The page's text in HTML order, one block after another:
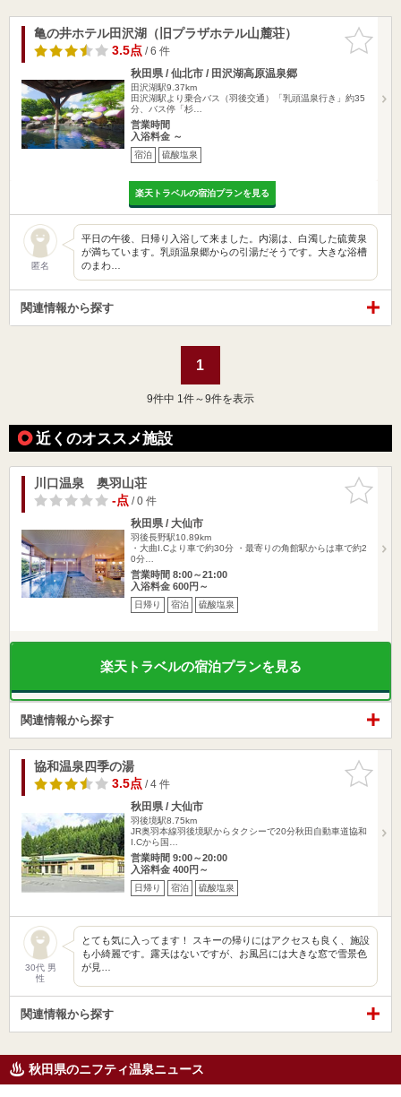
お気に入
りに追加
亀の井ホテル田沢湖（旧プラザホテル山麓荘）
3.5点/ 6 件
秋田県 / 仙北市 / 田沢湖高原温泉郷
田沢湖駅9.37km
田沢湖駅より乗合バス（羽後交通）「乳頭温泉行き」約35
分、バス停「杉…
営業時間
入浴料金 ～
宿泊 硫酸塩泉
楽天トラベルの宿泊プランを見る
匿名
平日の午後、日帰り入浴して来ました。内湯は、白濁した硫黄泉
が満ちています。乳頭温泉郷からの引湯だそうです。大きな浴槽
のまわ…
関連情報から探す
1
9件中 1件～9件を表示
近くのオススメ施設
お気に入
りに追加
川口温泉 奥羽山荘
-点/ 0 件
秋田県 / 大仙市
羽後長野駅10.89km
・大曲I.Cより車で約30分 ・最寄りの角館駅からは車で約2
0分…
営業時間 8:00～21:00
入浴料金 600円～
日帰り 宿泊 硫酸塩泉
楽天トラベルの宿泊プランを見る
関連情報から探す
お気に入
りに追加
協和温泉四季の湯
3.5点/ 4 件
秋田県 / 大仙市
羽後境駅8.75km
JR奥羽本線羽後境駅からタクシーで20分秋田自動車道協和
I.Cから国…
営業時間 9:00～20:00
入浴料金 400円～
日帰り 宿泊 硫酸塩泉
30代 男
性
とても気に入ってます！ スキーの帰りにはアクセスも良く、施設
も小綺麗です。露天はないですが、お風呂には大きな窓で雪景色
が見…
関連情報から探す
秋田県のニフティ温泉ニュース